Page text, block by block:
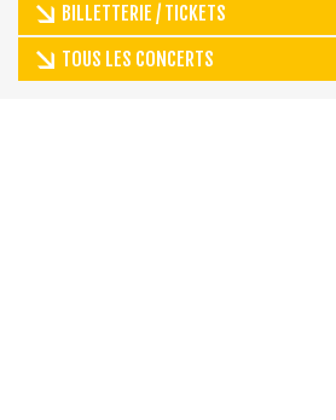
BILLETTERIE / TICKETS
TOUS LES CONCERTS